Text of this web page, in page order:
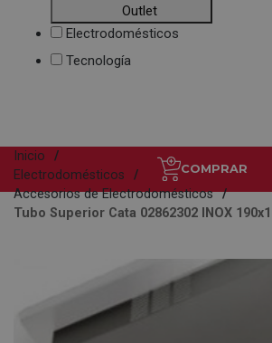
Outlet
Electrodomésticos
Tecnología
COMPRAR
Inicio
Electrodomésticos
Accesorios de Electrodomésticos
Tubo Superior Cata 02862302 INOX